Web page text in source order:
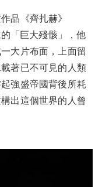
品《齊扎赫》
「巨大殘骸」，他
大片布面，上面留
著已不可見的人類
強盛帝國背後所耗
出這個世界的人曾